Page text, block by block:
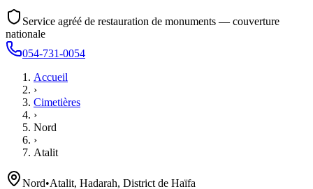
Service agréé de restauration de monuments — couverture
nationale
054-731-0054
Accueil
›
Cimetières
›
Nord
›
Atalit
Nord•Atalit, Hadarah, District de Haïfa